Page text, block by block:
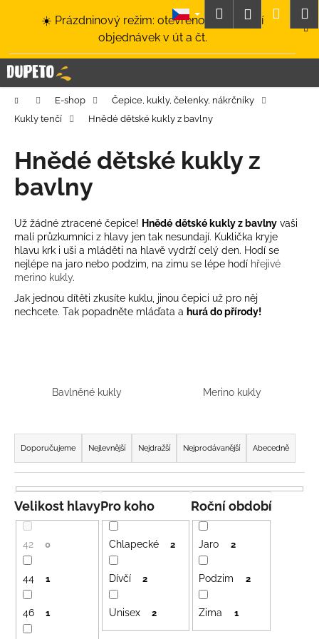
☀️ Prázdninový režim: otevřeno a odesílání
objednávek v út a čt.
HledatPřihlášení
Domů E-shop
Čepice, kukly, čelenky, nákrčníky
Kukly tenčí
Hnědé dětské kukly z bavlny
Hnědé dětské kukly z
bavlny
Už žádné ztracené čepice! Hnědé dětské kukly z bavlny vaši
malí průzkumníci z hlavy jen tak nesundají. Kuklička kryje
hlavu krk i uši a mláděti na hlavě vydrží celý den. Hodí se
nejlépe na jaro nebo podzim, na zimu se lépe hodí hřejivé
merino kukly.
Jak jednou dítěti zkusíte kuklu, jinou čepici už pro něj
nechcete. Tak popadněte mláďata a hurá do přírody!
Bavlněné kukly Merino kukly
Ř
a
z
e
n
í
p
o
d
u
Doporučujeme Nejlevnější Nejdražší Nejprodávanější Abecedně
Pro koho
Chlapecké 2
Dívčí 2
Unisex 2
Roční období
Jaro 2
Podzim 2
Zima 1
Velikost hlavy
42 0
44 1
46 1
í
k C
o
p
t
ř
e
u
j
e
t
e
n
HLEDAT
D
p